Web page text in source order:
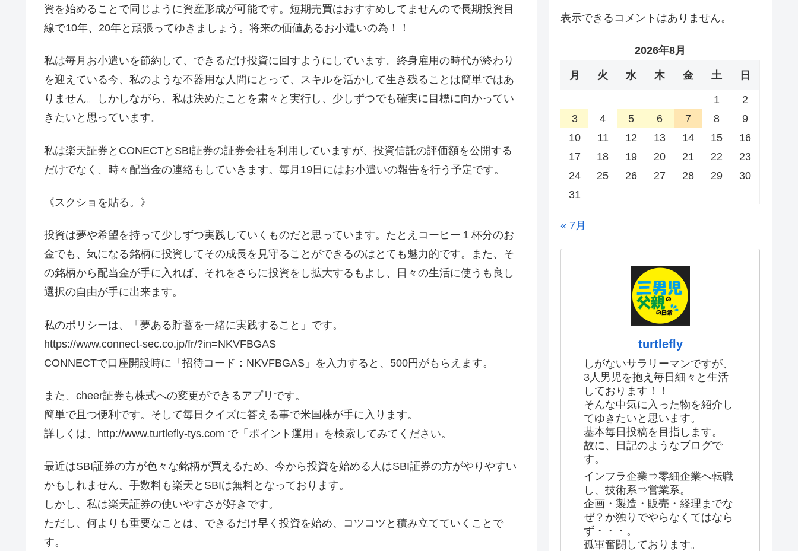
資を始めることで同じように資産形成が可能です。短期売買はおすすめしてませんので長期投資目
線で10年、20年と頑張ってゆきましょう。将来の価値あるお小遣いの為！！
私は毎月お小遣いを節約して、できるだけ投資に回すようにしています。終身雇用の時代が終わり
を迎えている今、私のような不器用な人間にとって、スキルを活かして生き残ることは簡単ではあ
りません。しかしながら、私は決めたことを粛々と実行し、少しずつでも確実に目標に向かってい
きたいと思っています。
私は楽天証券とCONECTとSBI証券の証券会社を利用していますが、投資信託の評価額を公開する
だけでなく、時々配当金の連絡もしていきます。毎月19日にはお小遣いの報告を行う予定です。
《スクショを貼る。》
投資は夢や希望を持って少しずつ実践していくものだと思っています。たとえコーヒー１杯分のお
金でも、気になる銘柄に投資してその成長を見守ることができるのはとても魅力的です。また、そ
の銘柄から配当金が手に入れば、それをさらに投資をし拡大するもよし、日々の生活に使うも良し
選択の自由が手に出来ます。
私のポリシーは、「夢ある貯蓄を一緒に実践すること」です。
https://www.connect-sec.co.jp/fr/?in=NKVFBGAS
CONNECTで口座開設時に「招待コード：NKVFBGAS」を入力すると、500円がもらえます。
また、cheer証券も株式への変更ができるアプリです。
簡単で且つ便利です。そして毎日クイズに答える事で米国株が手に入ります。
詳しくは、http://www.turtlefly-tys.com で「ポイント運用」を検索してみてください。
最近はSBI証券の方が色々な銘柄が買えるため、今から投資を始める人はSBI証券の方がやりやすい
かもしれません。手数料も楽天とSBIは無料となっております。
しかし、私は楽天証券の使いやすさが好きです。
ただし、何よりも重要なことは、できるだけ早く投資を始め、コツコツと積み立てていくことで
す。
表示できるコメントはありません。
2026年8月
月 火 水 木 金 土 日
1
2
3
4 5 6 7 8
9
10
11 12 13 14 15
16
17
18 19 20 21 22
23
24
25 26 27 28 29
30
31
« 7月
turtlefly
しがないサラリーマンですが、
3人男児を抱え毎日細々と生活
しております！！
そんな中気に入った物を紹介し
てゆきたいと思います。
基本毎日投稿を目指します。
故に、日記のようなブログで
す。
インフラ企業⇒零細企業へ転職
し、技術系⇒営業系。
企画・製造・販売・経理までな
ぜ？か独りでやらなくてはなら
ず・・・。
孤軍奮闘しております。